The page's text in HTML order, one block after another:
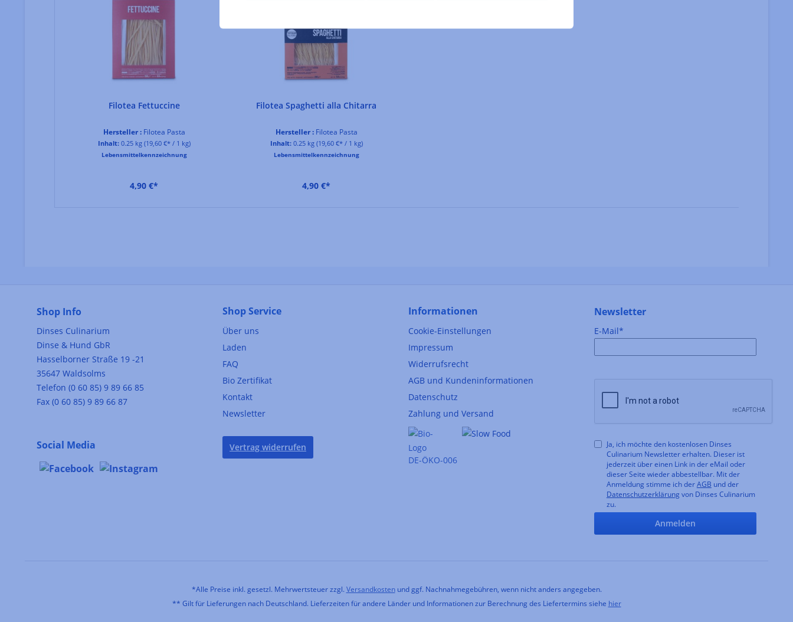
Filotea Fettuccine
Hersteller :Filotea Pasta
Inhalt: 0.25 kg (19,60 €* / 1 kg)
Lebensmittelkennzeichnung
4,90 €*
Filotea Spaghetti alla Chitarra
Hersteller :Filotea Pasta
Inhalt: 0.25 kg (19,60 €* / 1 kg)
Lebensmittelkennzeichnung
4,90 €*
Shop Info
Dinses Culinarium
Dinse & Hund GbR
Hasselborner Straße 19 -21
35647 Waldsolms
Telefon (0 60 85) 9 89 66 85
Fax (0 60 85) 9 89 66 87
Social Media
Shop Service
Über uns
Laden
FAQ
Bio Zertifikat
Kontakt
Newsletter
Vertrag widerrufen
Informationen
Cookie-Einstellungen
Impressum
Widerrufsrecht
AGB und Kundeninformationen
Datenschutz
Zahlung und Versand
DE-ÖKO-006
Newsletter
E-Mail*
Ja, ich möchte den kostenlosen Dinses
Culinarium Newsletter erhalten. Dieser ist
jederzeit über einen Link in der eMail oder
dieser Seite wieder abbestellbar. Mit der
Anmeldung stimme ich derAGB und der
Datenschutzerklärung von Dinses Culinarium
zu.
Anmelden
*Alle Preise inkl. gesetzl. Mehrwertsteuer zzgl. Versandkostenund ggf. Nachnahmegebühren, wenn nicht anders angegeben.
** Gilt für Lieferungen nach Deutschland. Lieferzeiten für andere Länder und Informationen zur Berechnung des Liefertermins siehe hier